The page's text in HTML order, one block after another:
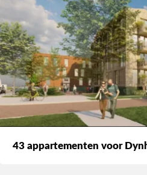
43 appartementen voor